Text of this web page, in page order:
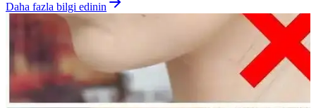
Daha fazla bilgi edinin